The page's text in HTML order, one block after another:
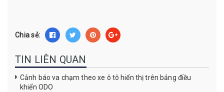
Chia sẻ:
TIN LIÊN QUAN
Cảnh báo va chạm theo xe ô tô hiển thị trên bảng điều
khiển ODO